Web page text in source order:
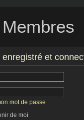
Membres
et
mot de passe
de moi